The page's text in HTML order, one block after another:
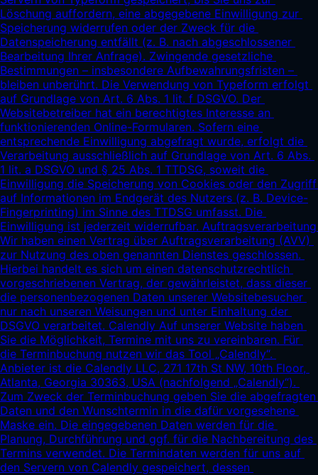
Löschung auffordern, eine abgegebene Einwilligung zur
Speicherung widerrufen oder der Zweck für die
Datenspeicherung entfällt (z. B. nach abgeschlossener
Bearbeitung Ihrer Anfrage). Zwingende gesetzliche
Bestimmungen – insbesondere Aufbewahrungsfristen –
bleiben unberührt. Die Verwendung von Typeform erfolgt
auf Grundlage von Art. 6 Abs. 1 lit. f DSGVO. Der
Websitebetreiber hat ein berechtigtes Interesse an
funktionierenden Online-Formularen. Sofern eine
entsprechende Einwilligung abgefragt wurde, erfolgt die
Verarbeitung ausschließlich auf Grundlage von Art. 6 Abs.
1 lit. a DSGVO und § 25 Abs. 1 TTDSG, soweit die
Einwilligung die Speicherung von Cookies oder den Zugriff
auf Informationen im Endgerät des Nutzers (z. B. Device-
Fingerprinting) im Sinne des TTDSG umfasst. Die
Einwilligung ist jederzeit widerrufbar. Auftragsverarbeitung
Wir haben einen Vertrag über Auftragsverarbeitung (AVV)
zur Nutzung des oben genannten Dienstes geschlossen.
Hierbei handelt es sich um einen datenschutzrechtlich
vorgeschriebenen Vertrag, der gewährleistet, dass dieser
die personenbezogenen Daten unserer Websitebesucher
nur nach unseren Weisungen und unter Einhaltung der
DSGVO verarbeitet. Calendly Auf unserer Website haben
Sie die Möglichkeit, Termine mit uns zu vereinbaren. Für
die Terminbuchung nutzen wir das Tool „Calendly“.
Anbieter ist die Calendly LLC, 271 17th St NW, 10th Floor,
Atlanta, Georgia 30363, USA (nachfolgend „Calendly“).
Zum Zweck der Terminbuchung geben Sie die abgefragten
Daten und den Wunschtermin in die dafür vorgesehene
Maske ein. Die eingegebenen Daten werden für die
Planung, Durchführung und ggf. für die Nachbereitung des
Termins verwendet. Die Termindaten werden für uns auf
den Servern von Calendly gespeichert, dessen